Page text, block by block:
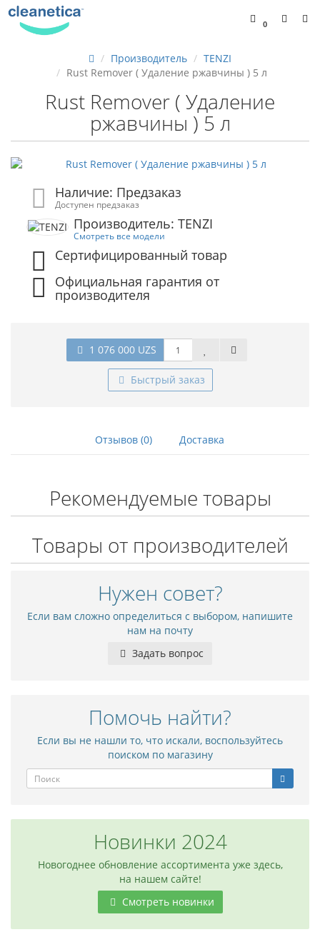
0
Производитель
TENZI
Rust Remover ( Удаление ржавчины ) 5 л
Rust Remover ( Удаление
ржавчины ) 5 л
Наличие: Предзаказ
Доступен предзаказ
Производитель: TENZI
Смотреть все модели
Сертифицированный товар
Официальная гарантия от
производителя
1 076 000 UZS
Быстрый заказ
Отзывов (0) Доставка
Рекомендуемые товары
Товары от производителей
Нужен совет?
Если вам сложно определиться с выбором, напишите
нам на почту
Задать вопрос
Помочь найти?
Если вы не нашли то, что искали, воспользуйтесь
поиском по магазину
Новинки 2024
Новогоднее обновление ассортимента уже здесь,
на нашем сайте!
Смотреть новинки